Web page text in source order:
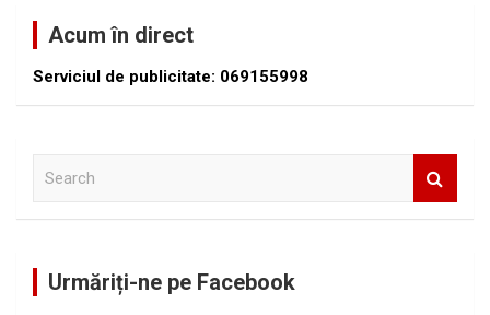
Acum în direct
Serviciul de publicitate: 069155998
Urmăriți-ne pe Facebook